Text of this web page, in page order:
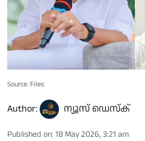
Source: Files
Author: ന്യൂസ് ഡെസ്ക്
Published on: 18 May 2026, 3:21 am